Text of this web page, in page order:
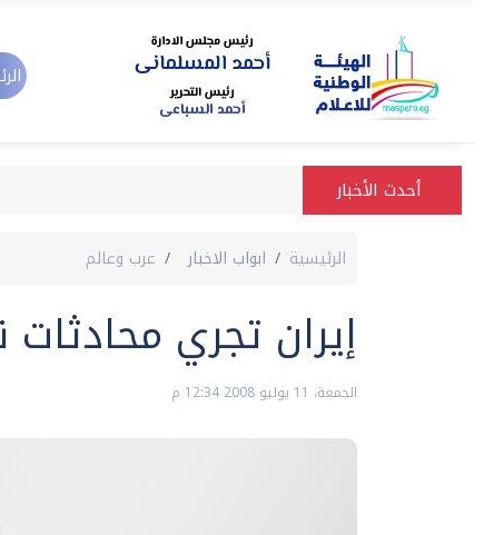
أحدث الأخبار
الرئيسية ابواب الاخبار عرب وعالم
إيران تجري محادثات
الجمعة، 11 يوليو 2008 12:34 م